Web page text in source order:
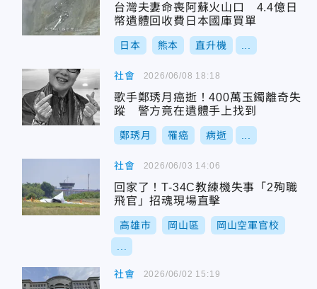
台灣夫妻命喪阿蘇火山口 4.4億日
幣遺體回收費日本國庫買單
日本 熊本 直升機
社會
歌手鄭琇月癌逝！400萬玉鐲離奇失
蹤 警方竟在遺體手上找到
鄭琇月 罹癌 病逝
2026/06/08 18:18
社會
回家了！T-34C教練機失事「2殉職
飛官」招魂現場直擊
高雄市 岡山區 岡山空軍官校
2026/06/03 14:06
社會 2026/06/02 15:19